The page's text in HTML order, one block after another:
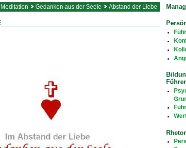
Meditation Gedanken aus der Seele Abstand der Liebe